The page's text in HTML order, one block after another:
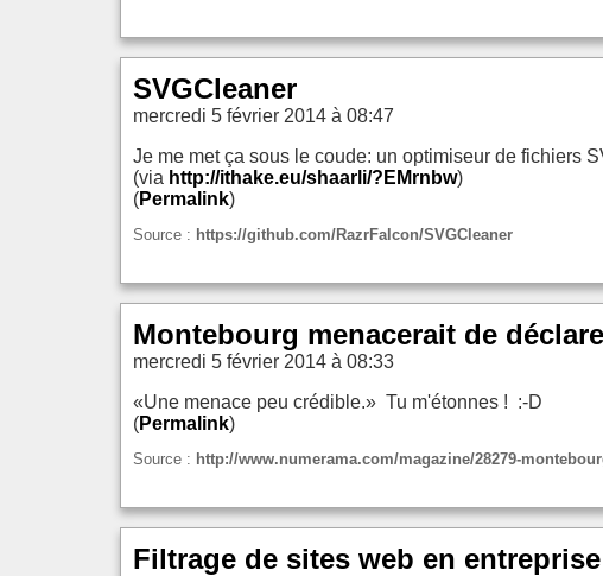
SVGCleaner
mercredi 5 février 2014 à 08:47
Je me met ça sous le coude: un optimiseur de fichiers
(via http://ithake.eu/shaarli/?EMrnbw)
(Permalink)
Source : https://github.com/RazrFalcon/SVGCleaner
Montebourg menacerait de
mercredi 5 février 2014 à 08:33
«Une menace peu crédible.» Tu m'étonnes ! :-D
(Permalink)
Source : http://www.numerama.com/magazine/28279-
Filtrage de sites web en entreprise